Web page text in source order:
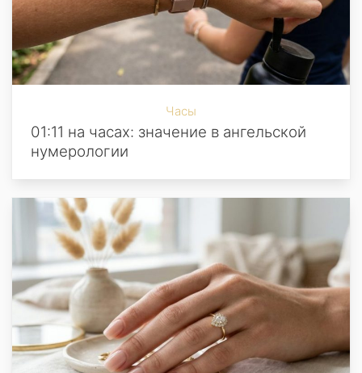
Часы
01:11 на часах: значение в ангельской
нумерологии